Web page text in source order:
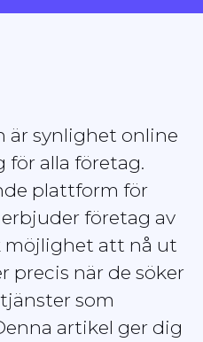
är synlighet online
för alla företag.
plattform för
företag av
möjlighet att nå ut
precis när de söker
som
artikel ger dig